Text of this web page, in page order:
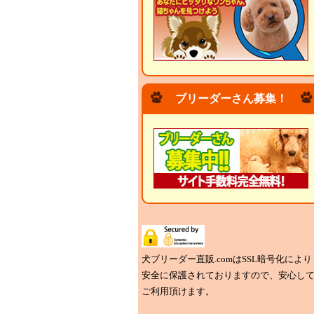
ブリーダーさん募集！
犬ブリーダー直販.comはSSL暗号化により
安全に保護されておりますので、安心して
ご利用頂けます。